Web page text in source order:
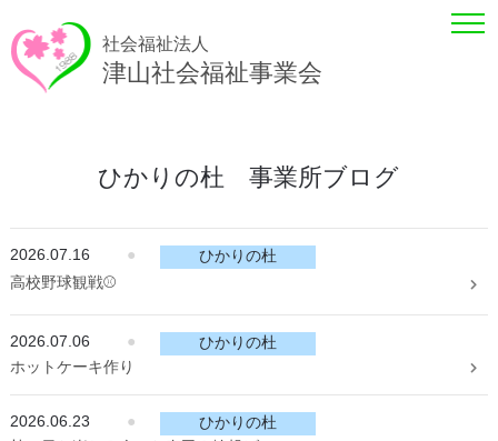
社会福祉法人
津山社会福祉事業会
ひかりの杜 事業所ブログ
2026.07.16 ●
ひかりの杜
高校野球観戦⚾
2026.07.06 ●
ひかりの杜
ホットケーキ作り
2026.06.23 ●
ひかりの杜